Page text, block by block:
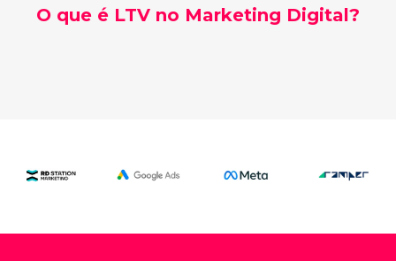
O que é LTV no Marketing Digital?